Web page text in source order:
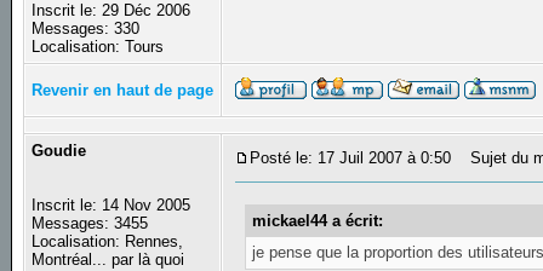
Inscrit le: 29 Déc 2006
Messages: 330
Localisation: Tours
Revenir en haut de page
Goudie
Inscrit le: 14 Nov 2005
Messages: 3455
Localisation: Rennes,
Montréal... par là quoi
Posté le: 17 Juil 2007 à 0:50 Sujet du
mickael44 a écrit:
je pense que la proportion des